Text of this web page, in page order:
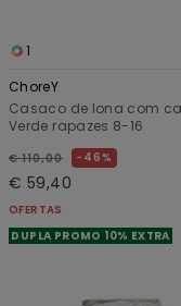
1
ChoreY
Casaco de lona com
Verde rapazes 8-16
€ 110,00 46%
€ 59,40
OFERTAS
DUPLA PROMO 10% EXTRA